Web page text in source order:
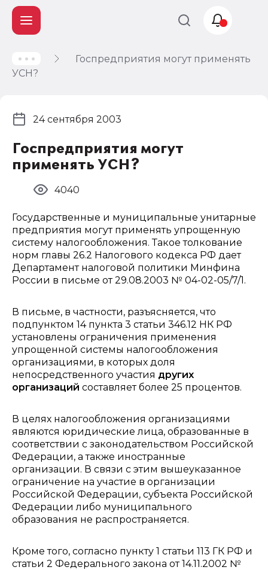
Госпредприятия могут применять
УСН?
Госпредприятия могут
применять УСН?
24 сентября 2003
4040
Государственные и муниципальные унитарные
предприятия могут применять упрощенную
систему налогообложения. Такое толкование
норм главы 26.2 Налогового кодекса РФ дает
Департамент налоговой политики Минфина
России в письме от 29.08.2003 № 04-02-05/7/1.
В письме, в частности, разъясняется, что
подпунктом 14 пункта 3 статьи 346.12 НК РФ
установлены ограничения применения
упрощенной системы налогообложения
организациями, в которых доля
непосредственного участия других
организаций составляет более 25 процентов.
В целях налогообложения организациями
являются юридические лица, образованные в
соответствии с законодательством Российской
Федерации, а также иностранные
организации. В связи с этим вышеуказанное
ограничение на участие в организации
Российской Федерации, субъекта Российской
Федерации либо муниципального
образования не распространяется.
Кроме того, согласно пункту 1 статьи 113 ГК РФ и
статьи 2 Федерального закона от 14.11.2002 №
Учет и
налогообложение